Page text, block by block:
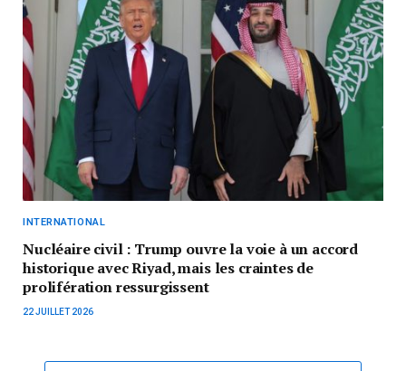
INTERNATIONAL
Nucléaire civil : Trump ouvre la voie à un accord
historique avec Riyad, mais les craintes de
prolifération ressurgissent
22 JUILLET 2026